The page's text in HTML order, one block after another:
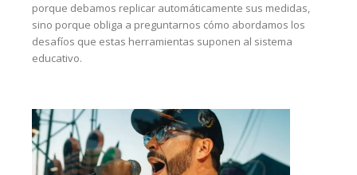
porque debamos replicar automáticamente sus medidas,
sino porque obliga a preguntarnos cómo abordamos los
desafíos que estas herramientas suponen al sistema
educativo.